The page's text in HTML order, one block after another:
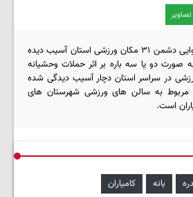
تاکنون و در پی حملات هوایی دشمن ۳۱ مکان ورزشی استان آسیب دیده
صورت دو یا سه باره بر اثر حملات وحشیانه
در سراسر استان دچار آسیب دیدگی شده
مربوط به سالن های ورزشی شهرستان های
است.
بانه
کامیاران